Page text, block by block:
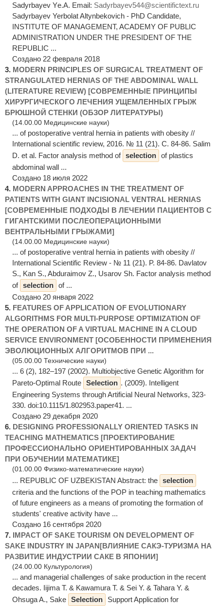
Sadyrbayev Yе.A. Email: Sadyrbayev544@scientifictext.ru
Sadyrbayev Yerbolat Altynbekovich - PhD Candidate,
INSTITUTE OF MANAGEMENT, ACADEMY OF PUBLIC
ADMINISTRATION UNDER THE PRESIDENT OF THE
REPUBLIC ...
Создано 22 февраля 2018
3. MODERN PRINCIPLES OF SURGICAL TREATMENT OF
STRANGULATED HERNIAS OF THE ABDOMINAL WALL
(LITERATURE REVIEW) [СОВРЕМЕННЫЕ ПРИНЦИПЫ
ХИРУРГИЧЕСКОГО ЛЕЧЕНИЯ УЩЕМЛЕННЫХ ГРЫЖ
БРЮШНОЙ СТЕНКИ (ОБЗОР ЛИТЕРАТУРЫ)
(14.00.00 Медицинские науки)
... of postoperative ventral hernia in patients with obesity //
International scientific review, 2016. № 11 (21). С. 84-86. Salim
D. et al. Factor analysis method of selection of plastics
abdominal wall ...
Создано 18 июля 2022
4. MODERN APPROACHES IN THE TREATMENT OF
PATIENTS WITH GIANT INCISIONAL VENTRAL HERNIAS
[СОВРЕМЕННЫЕ ПОДХОДЫ В ЛЕЧЕНИИ ПАЦИЕНТОВ С
ГИГАНТСКИМИ ПОСЛЕОПЕРАЦИОННЫМИ
ВЕНТРАЛЬНЫМИ ГРЫЖАМИ]
(14.00.00 Медицинские науки)
... of postoperative ventral hernia in patients with obesity //
International Scientific Review - № 11 (21). P. 84-86. Davlatov
S., Kan S., Abduraimov Z., Usarov Sh. Factor analysis method
of selection of ...
Создано 20 января 2022
5. FEATURES OF APPLICATION OF EVOLUTIONARY
ALGORITHMS FOR MULTI-PURPOSE OPTIMIZATION OF
THE OPERATION OF A VIRTUAL MACHINE IN A CLOUD
SERVICE ENVIRONMENT [ОСОБЕННОСТИ ПРИМЕНЕНИЯ
ЭВОЛЮЦИОННЫХ АЛГОРИТМОВ ПРИ ...
(05.00.00 Технические науки)
... 6 (2), 182–197 (2002). Multiobjective Genetic Algorithm for
Pareto-Optimal Route Selection . (2009). Intelligent
Engineering Systems through Artificial Neural Networks, 323-
330. doi:10.1115/1.802953.paper41. ...
Создано 29 декабря 2020
6. DESIGNING PROFESSIONALLY ORIENTED TASKS IN
TEACHING MATHEMATICS [ПРОЕКТИРОВАНИЕ
ПРОФЕССИОНАЛЬНО ОРИЕНТИРОВАННЫХ ЗАДАЧ
ПРИ ОБУЧЕНИИ МАТЕМАТИКЕ]
(01.00.00 Физико-математические науки)
... REPUBLIC OF UZBEKISTAN Abstract: the selection
criteria and the functions of the POP in teaching mathematics
of future engineers as a means of promoting the formation of
students' creative activity have ...
Создано 16 сентября 2020
7. IMPACT OF SAKE TOURISM ON DEVELOPMENT OF
SAKE INDUSTRY IN JAPAN[ВЛИЯНИЕ САКЭ-ТУРИЗМА НА
РАЗВИТИЕ ИНДУСТРИИ САКЕ В ЯПОНИИ]
(24.00.00 Культурология)
... and managerial challenges of sake production in the recent
decades. Iijima T. & Kawamura T. & Sei Y. & Tahara Y. &
Ohsuga A., Sake Selection
Support Application for